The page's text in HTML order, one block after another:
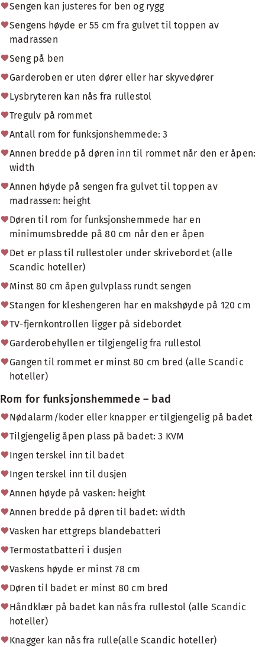
Sengen kan justeres for ben og rygg
Sengens høyde er 55 cm fra gulvet til toppen av
madrassen
Seng på ben
Garderoben er uten dører eller har skyvedører
Lysbryteren kan nås fra rullestol
Tregulv på rommet
Antall rom for funksjonshemmede: 3
Annen bredde på døren inn til rommet når den er åpen:
width
Annen høyde på sengen fra gulvet til toppen av
madrassen: height
Døren til rom for funksjonshemmede har en
minimumsbredde på 80 cm når den er åpen
Det er plass til rullestoler under skrivebordet (alle
Scandic hoteller)
Minst 80 cm åpen gulvplass rundt sengen
Stangen for kleshengeren har en makshøyde på 120 cm
TV-fjernkontrollen ligger på sidebordet
Garderobehyllen er tilgjengelig fra rullestol
Gangen til rommet er minst 80 cm bred (alle Scandic
hoteller)
Rom for funksjonshemmede – bad
Nødalarm/koder eller knapper er tilgjengelig på badet
Tilgjengelig åpen plass på badet: 3 KVM
Ingen terskel inn til badet
Ingen terskel inn til dusjen
Annen høyde på vasken: height
Annen bredde på døren til badet: width
Vasken har ettgreps blandebatteri
Termostatbatteri i dusjen
Vaskens høyde er minst 78 cm
Døren til badet er minst 80 cm bred
Håndklær på badet kan nås fra rullestol (alle Scandic
hoteller)
Knagger kan nås fra rulle(alle Scandic hoteller)